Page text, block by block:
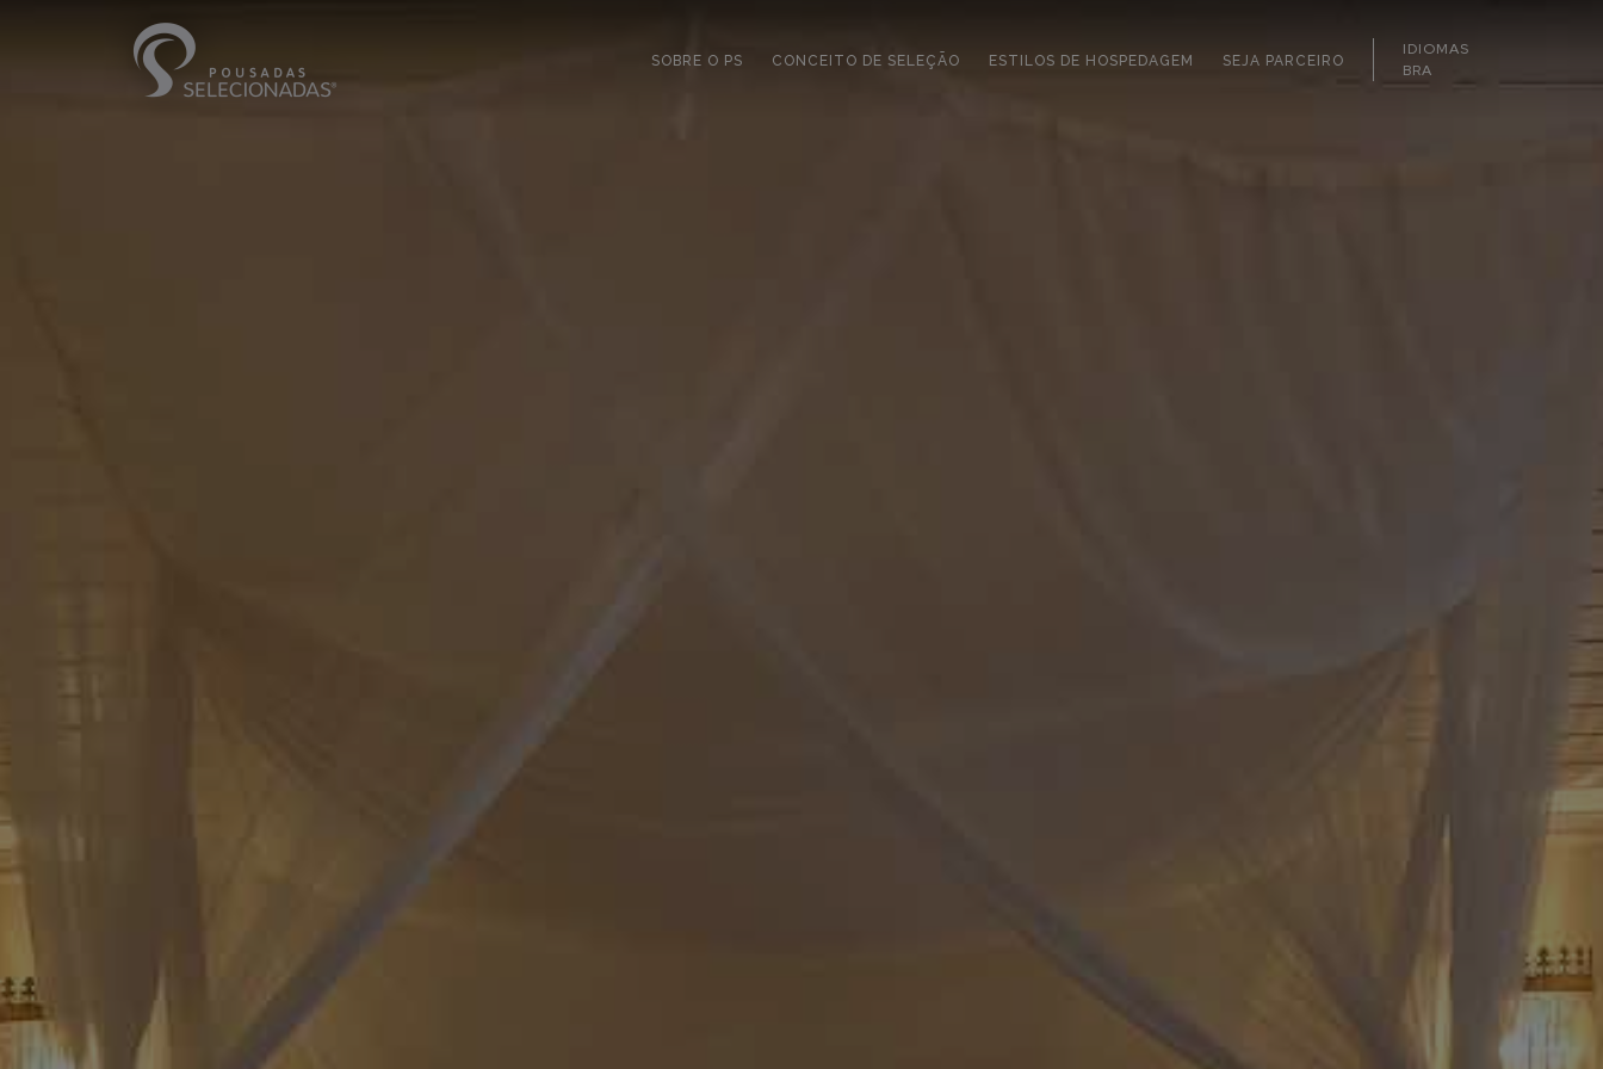
SOBRE O PS CONCEITO DE SELEÇÃO ESTILOS DE HOSPEDAGEM SEJA PARCEIRO
IDIOMAS
BRA